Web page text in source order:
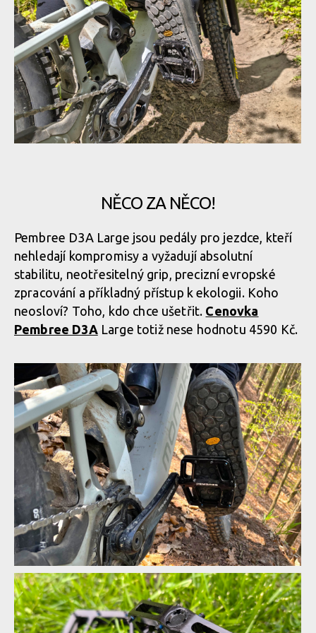
Pembree D3A Large - britská preciznost s nekompromisním
gripem
Pembree D3A Large - britská preciznost s nekompromisním
gripem
Pembree D3A Large - britská preciznost s nekompromisním
gripem
Pembree D3A Large - britská preciznost s nekompromisním
gripem
gripem
Pembree D3A Large - britská preciznost s nekompromisním
gripem
Pembree D3A Large - britská preciznost s nekompromisním
gripem
Pembree D3A Large - britská preciznost s nekompromisním
gripem
NĚCO ZA NĚCO!
Pembree D3A Large jsou pedály pro jezdce, kteří
nehledají kompromisy a vyžadují absolutní
stabilitu, neotřesitelný grip, precizní evropské
zpracování a příkladný přístup k ekologii. Koho
neosloví? Toho, kdo chce ušetřit. Cenovka
Pembree D3A Large totiž nese hodnotu 4590 Kč.
Pembree D3A Large - britská preciznost s nekompromisním
gripem